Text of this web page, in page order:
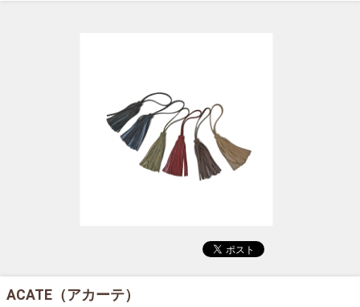
ACATE（アカーテ）